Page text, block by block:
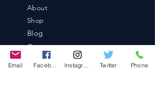
About
Shop
Blog
Contact
Email Twitter Phone